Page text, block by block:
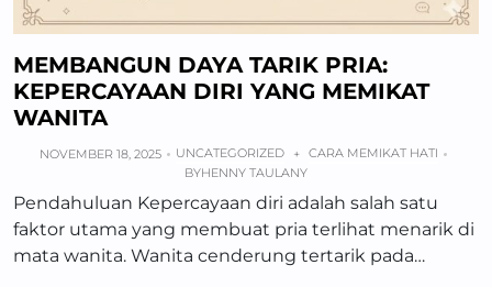
MEMBANGUN DAYA TARIK PRIA:
KEPERCAYAAN DIRI YANG MEMIKAT
WANITA
NOVEMBER 18, 2025 UNCATEGORIZED + CARA MEMIKAT HATI
BYHENNY TAULANY
Pendahuluan Kepercayaan diri adalah salah satu
faktor utama yang membuat pria terlihat menarik di
mata wanita. Wanita cenderung tertarik pada…